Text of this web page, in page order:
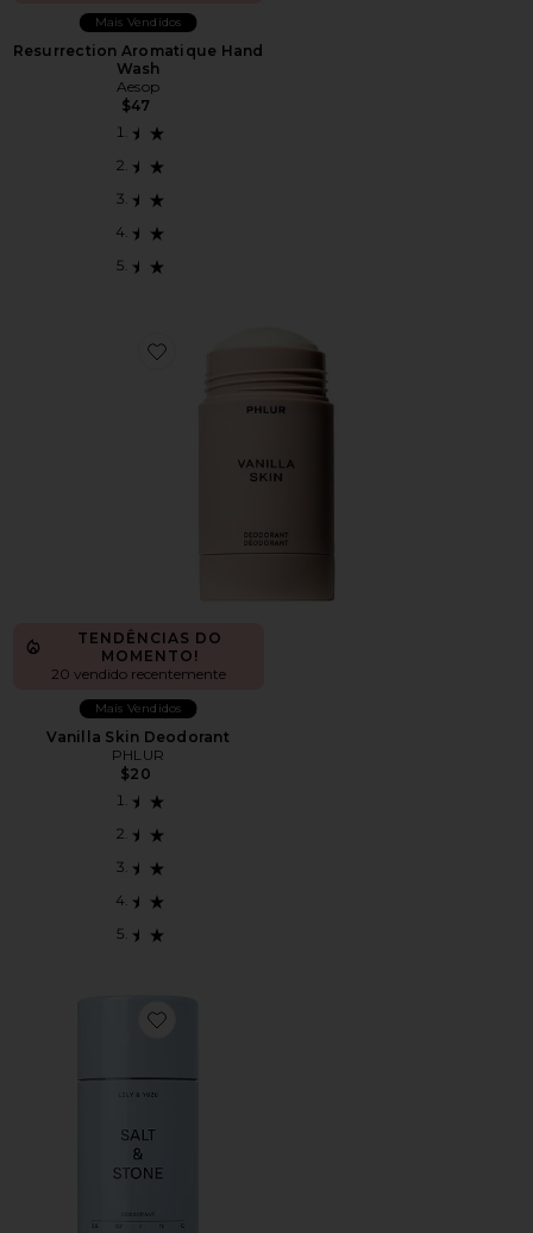
Mais Vendidos
Resurrection Aromatique Hand
Wash
Aesop
$47
Favorite Vanilla Skin Deodorant
TENDÊNCIAS DO
MOMENTO!
20 vendido recentemente
Mais Vendidos
Vanilla Skin Deodorant
PHLUR
$20
Favorite LILY & YUZU DESODORANTE LILY & YUZU